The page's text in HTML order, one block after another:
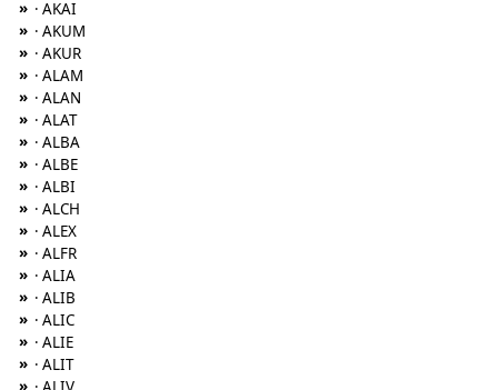
» · AKAI
» · AKUM
» · AKUR
» · ALAM
» · ALAN
» · ALAT
» · ALBA
» · ALBE
» · ALBI
» · ALCH
» · ALEX
» · ALFR
» · ALIA
» · ALIB
» · ALIC
» · ALIE
» · ALIT
»